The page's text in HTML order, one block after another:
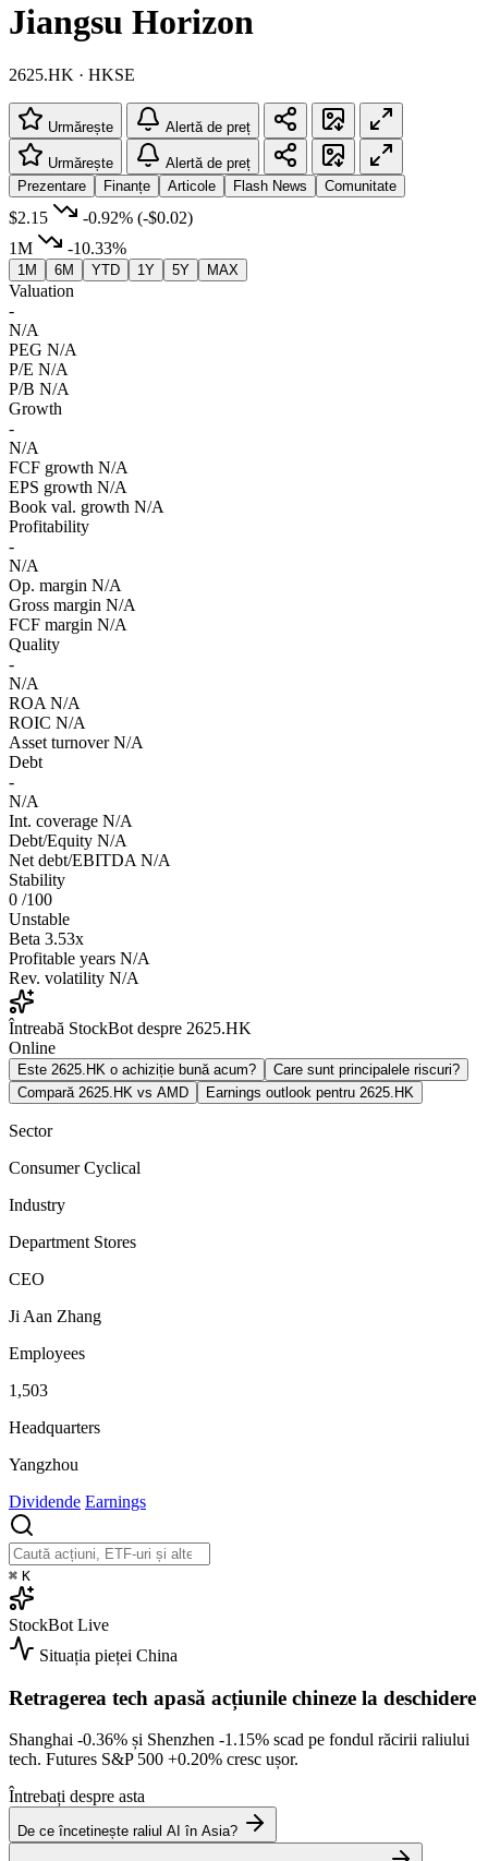
Jiangsu Horizon
2625.HK · HKSE
Urmărește Alertă de preț
Urmărește
Alertă de preț
Prezentare
Finanțe Articole Flash News Comunitate
$2.15 -0.92% (-$0.02)
1M
-10.33%
1M 6M YTD 1Y 5Y MAX
Valuation
-
N/A
PEG N/A
P/E N/A
P/B N/A
Growth
-
N/A
FCF growth N/A
EPS growth N/A
Book val. growth N/A
Profitability
-
N/A
Op. margin N/A
Gross margin N/A
FCF margin N/A
Quality
-
N/A
ROA N/A
ROIC N/A
Asset turnover N/A
Debt
-
N/A
Int. coverage N/A
Debt/Equity N/A
Net debt/EBITDA N/A
Stability
0 /100
Unstable
Beta 3.53x
Profitable years N/A
Rev. volatility N/A
Întreabă StockBot despre 2625.HK
Online
Este 2625.HK o achiziție bună acum?
Care sunt principalele riscuri?
Compară 2625.HK vs AMD
Earnings outlook pentru 2625.HK
Sector
Consumer Cyclical
Industry
Department Stores
CEO
Ji Aan Zhang
Employees
1,503
Headquarters
Yangzhou
Dividende Earnings
⌘ K
StockBot Live
Situația pieței China
Retragerea tech apasă acțiunile chineze la deschidere
Shanghai -0.36% și Shenzhen -1.15% scad pe fondul răcirii raliului
tech. Futures S&P 500 +0.20% cresc ușor.
Întrebați despre asta
De ce încetinește raliul AI în Asia?